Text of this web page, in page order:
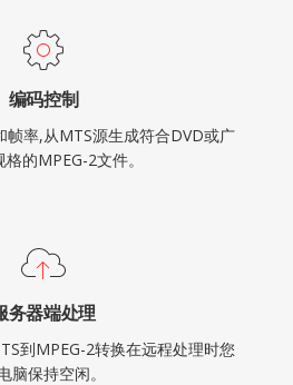
编码控制
帧率,从MTS源生成符合DVD或广
的MPEG-2文件。
务器端处理
到MPEG-2转换在远程处理时您
脑保持空闲。